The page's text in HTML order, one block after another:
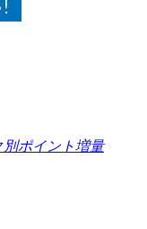
別ポイント増量